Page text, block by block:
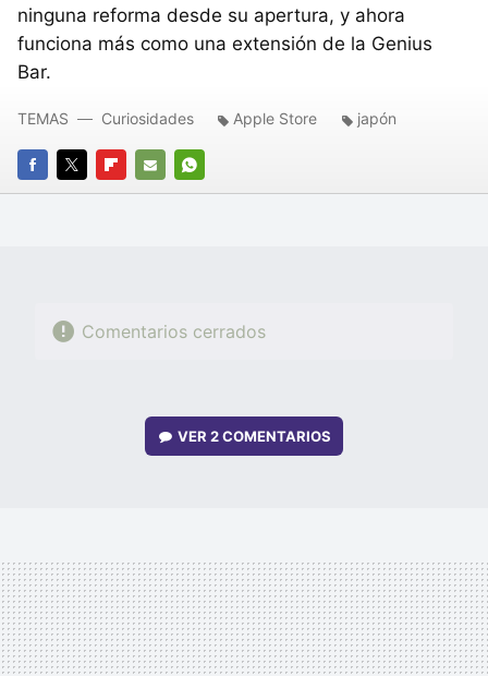
ninguna reforma desde su apertura, y ahora
funciona más como una extensión de la Genius
Bar.
FACEBOOK
TWITTERFLIPBOARD
E-
WHATSAPP
TEMAS Curiosidades Apple Store japón
Comentarios cerrados
VER2 COMENTARIOS